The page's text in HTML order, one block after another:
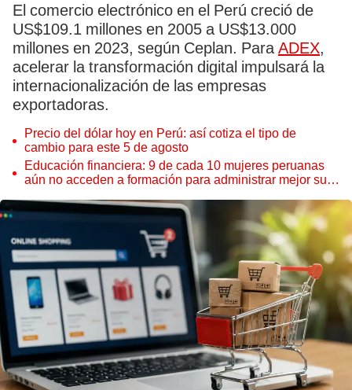
El comercio electrónico en el Perú creció de
US$109.1 millones en 2005 a US$13.000
millones en 2023, según Ceplan. Para ADEX,
acelerar la transformación digital impulsará la
internacionalización de las empresas
exportadoras.
Precio del dólar hoy en Perú: así cotiza el tipo de
cambio para este 5 de agosto
Educación financiera: 9 de cada 10 mujeres peruanas
aún no acceden a formación para administrar mejor su